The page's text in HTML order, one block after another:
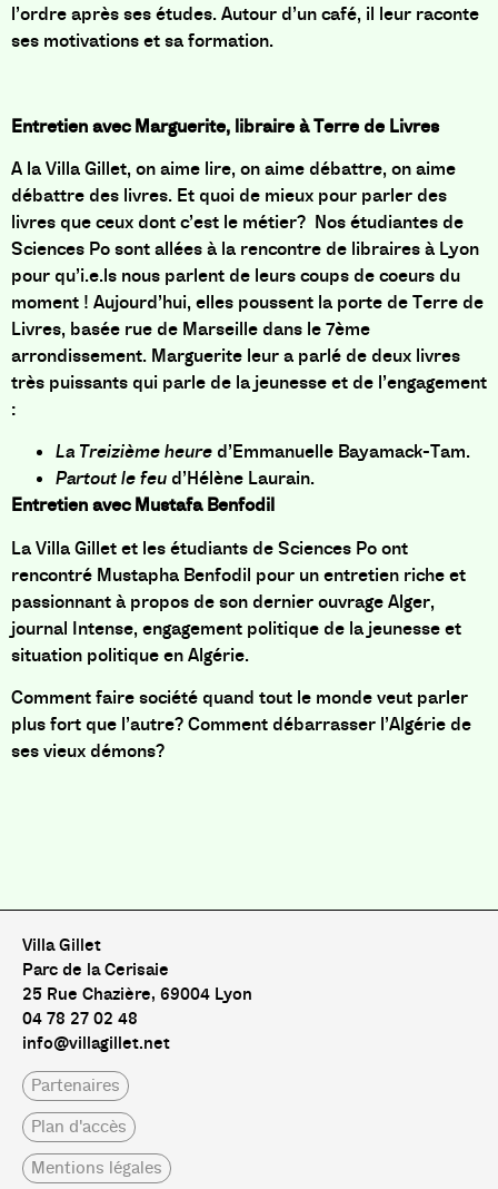
l’ordre après ses études. Autour d’un café, il leur raconte
ses motivations et sa formation.
Entretien avec Marguerite, libraire à Terre de Livres
A la Villa Gillet, on aime lire, on aime débattre, on aime
débattre des livres. Et quoi de mieux pour parler des
livres que ceux dont c’est le métier? Nos étudiantes de
Sciences Po sont allées à la rencontre de libraires à Lyon
pour qu’i.e.ls nous parlent de leurs coups de coeurs du
moment ! Aujourd’hui, elles poussent la porte de Terre de
Livres, basée rue de Marseille dans le 7ème
arrondissement. Marguerite leur a parlé de deux livres
très puissants qui parle de la jeunesse et de l’engagement
:
La Treizième heure d’Emmanuelle Bayamack-Tam.
Partout le feu d’Hélène Laurain.
Entretien avecMustafa Benfodil
La Villa Gillet et les étudiants de Sciences Po ont
rencontré Mustapha Benfodil pour un entretien riche et
passionnant à propos de son dernier ouvrage Alger,
journal Intense, engagement politique de la jeunesse et
situation politique en Algérie.
Comment faire société quand tout le monde veut parler
plus fort que l’autre? Comment débarrasser l’Algérie de
ses vieux démons?
Villa Gillet
Parc de la Cerisaie
25 Rue Chazière, 69004 Lyon
04 78 27 02 48
info@villagillet.net
Partenaires
Plan d'accès
Mentions légales